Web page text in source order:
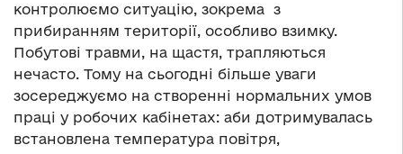
контролюємо ситуацію, зокрема з
прибиранням території, особливо взимку.
Побутові травми, на щастя, трапляються
нечасто. Тому на сьогодні більше уваги
зосереджуємо на створенні нормальних умов
праці у робочих кабінетах: аби дотримувалась
встановлена температура повітря,